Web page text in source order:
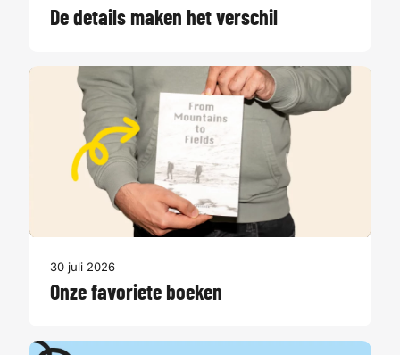
De details maken het verschil
30 juli 2026
Onze favoriete boeken